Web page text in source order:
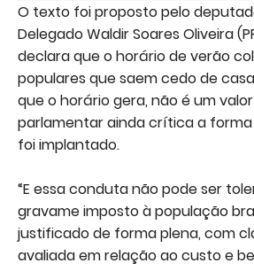
O texto foi proposto pelo
Delegado Waldir Soares Oliveira
declara que o horário de verão
populares que saem cedo de
que o horário gera, não é um
parlamentar ainda crítica a
foi implantado.
“E essa conduta não pode ser
gravame imposto à população
justificado de forma plena, com
avaliada em relação ao custo e